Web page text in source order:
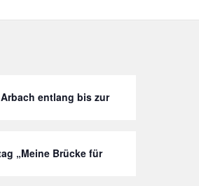
entlang bis zur
„Meine Brücke für